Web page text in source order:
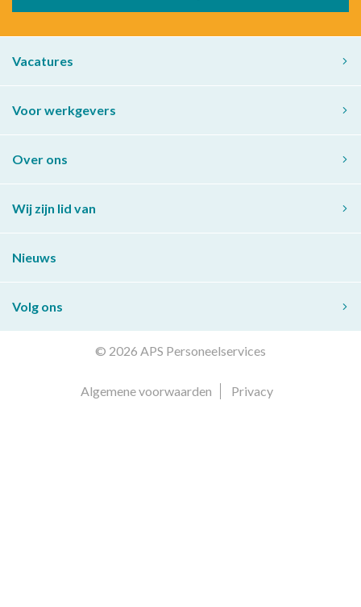
Vacatures
Voor werkgevers
Over ons
Wij zijn lid van
Nieuws
Volg ons
© 2026 APS Personeelservices
Algemene voorwaarden Privacy